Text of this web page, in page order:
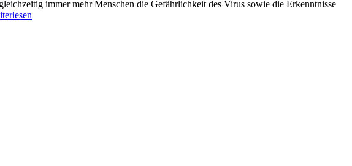
immer mehr Menschen die Gefährlichkeit des Virus sowie die Erkenntnisse